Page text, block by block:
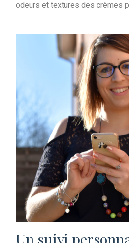
odeurs et textures des crèmes
Un suivi